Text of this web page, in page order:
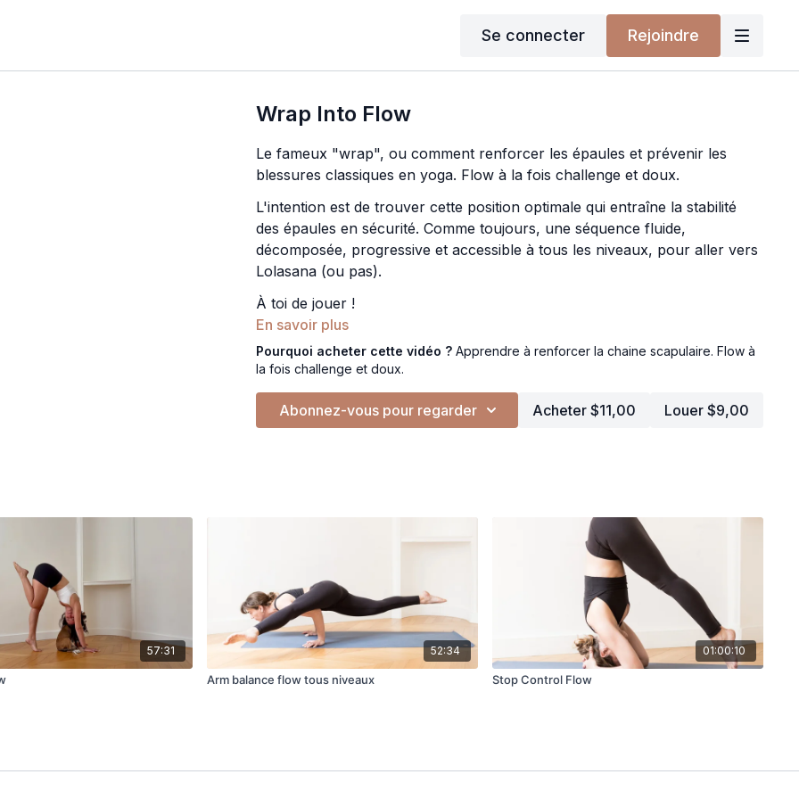
Se connecter Rejoindre
Wrap Into Flow
Le fameux "wrap", ou comment renforcer les épaules et prévenir les
blessures classiques en yoga. Flow à la fois challenge et doux.
L'intention est de trouver cette position optimale qui entraîne la stabilité
des épaules en sécurité. Comme toujours, une séquence fluide,
décomposée, progressive et accessible à tous les niveaux, pour aller vers
Lolasana (ou pas).
À toi de jouer !
En savoir plus
Pourquoi acheter cette vidéo ? Apprendre à renforcer la chaine scapulaire. Flow à
la fois challenge et doux.
Abonnez-vous pour regarder Acheter $11,00 Louer $9,00
57:31 52:34
Arm balance flow tous niveaux
01:00:10
Stop Control Flow